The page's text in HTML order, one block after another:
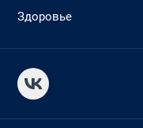
Здоровье